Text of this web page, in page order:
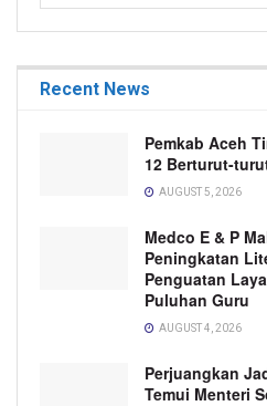
Recent News
Pemkab Aceh
12 Berturut-
AUGUST 5, 2026
Medco E & P
Peningkatan
Penguatan
Puluhan Guru
AUGUST 4, 2026
Perjuangkan
Temui Menteri